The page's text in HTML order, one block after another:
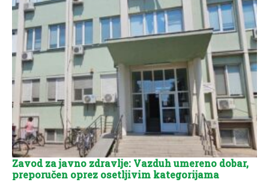
Zavod za javno zdravlje: Vazduh umereno dobar,
preporučen oprez osetljivim kategorijama